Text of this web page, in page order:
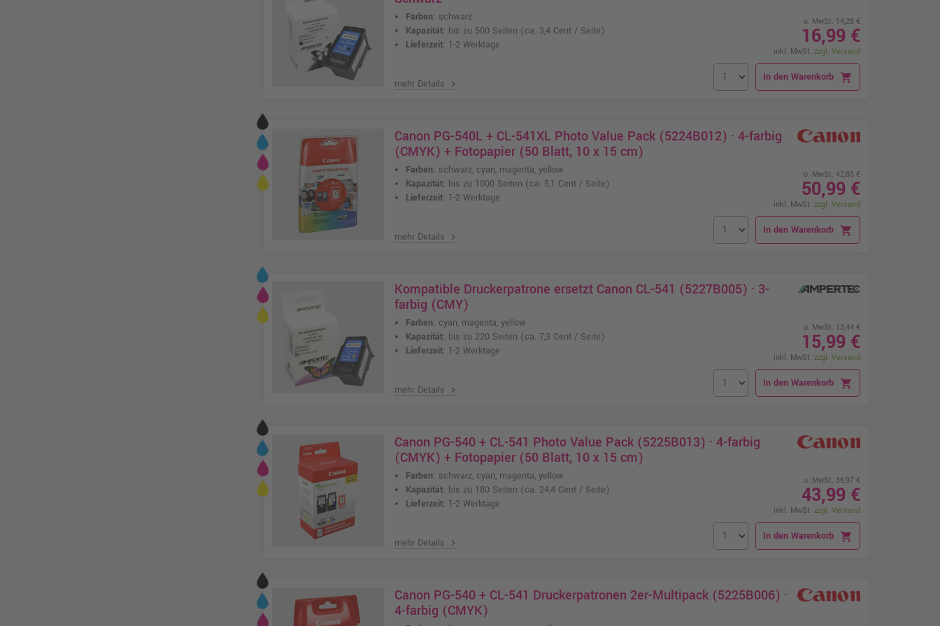
Farben: schwarz
Kapazität: bis zu 500 Seiten (ca. 3,4 Cent / Seite)
Lieferzeit: 1-2 Werktage
mehr Details chevron_right
o. MwSt. 14,28 €
16,99 €
inkl. MwSt. zzgl. Versand
In den Warenkorb shopping_cart
Canon PG-540L + CL-541XL Photo Value Pack (5224B012) · 4-farbig
(CMYK) + Fotopapier (50 Blatt, 10 x 15 cm)
Farben: schwarz, cyan, magenta, yellow
Kapazität: bis zu 1000 Seiten (ca. 5,1 Cent / Seite)
Lieferzeit: 1-2 Werktage
mehr Details chevron_right
o. MwSt. 42,85 €
50,99 €
inkl. MwSt. zzgl. Versand
In den Warenkorb shopping_cart
Kompatible Druckerpatrone ersetzt Canon CL-541 (5227B005) · 3-
farbig (CMY)
Farben: cyan, magenta, yellow
Kapazität: bis zu 220 Seiten (ca. 7,3 Cent / Seite)
Lieferzeit: 1-2 Werktage
mehr Details chevron_right
o. MwSt. 13,44 €
15,99 €
inkl. MwSt. zzgl. Versand
In den Warenkorb shopping_cart
Canon PG-540 + CL-541 Photo Value Pack (5225B013) · 4-farbig
(CMYK) + Fotopapier (50 Blatt, 10 x 15 cm)
Farben: schwarz, cyan, magenta, yellow
Kapazität: bis zu 180 Seiten (ca. 24,4 Cent / Seite)
Lieferzeit: 1-2 Werktage
mehr Details chevron_right
o. MwSt. 36,97 €
43,99 €
inkl. MwSt. zzgl. Versand
In den Warenkorb shopping_cart
Canon PG-540 + CL-541 Druckerpatronen 2er-Multipack (5225B006) ·
4-farbig (CMYK)